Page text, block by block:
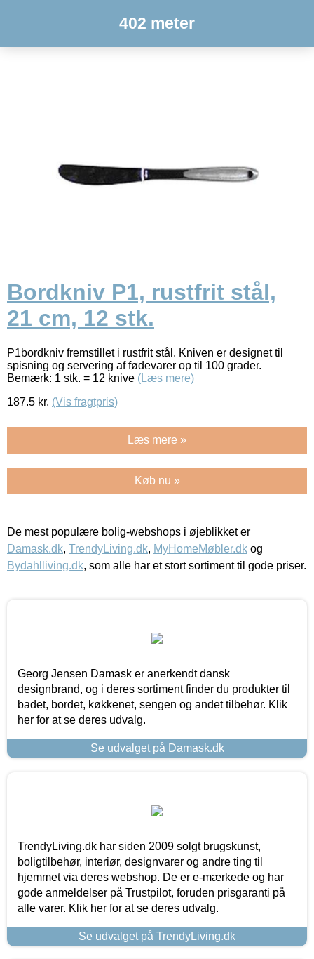
402 meter
Bordkniv P1, rustfrit stål,
21 cm, 12 stk.
P1bordkniv fremstillet i rustfrit stål. Kniven er designet til
spisning og servering af fødevarer op til 100 grader.
Bemærk: 1 stk. = 12 knive (Læs mere)
187.5 kr. (Vis fragtpris)
Læs mere »
Køb nu »
De mest populære bolig-webshops i øjeblikket er
Damask.dk, TrendyLiving.dk, MyHomeMøbler.dk og
Bydahlliving.dk, som alle har et stort sortiment til gode priser.
Georg Jensen Damask er anerkendt dansk
designbrand, og i deres sortiment finder du produkter til
badet, bordet, køkkenet, sengen og andet tilbehør. Klik
her for at se deres udvalg.
Se udvalget på Damask.dk
TrendyLiving.dk har siden 2009 solgt brugskunst,
boligtilbehør, interiør, designvarer og andre ting til
hjemmet via deres webshop. De er e-mærkede og har
gode anmeldelser på Trustpilot, foruden prisgaranti på
alle varer. Klik her for at se deres udvalg.
Se udvalget på TrendyLiving.dk